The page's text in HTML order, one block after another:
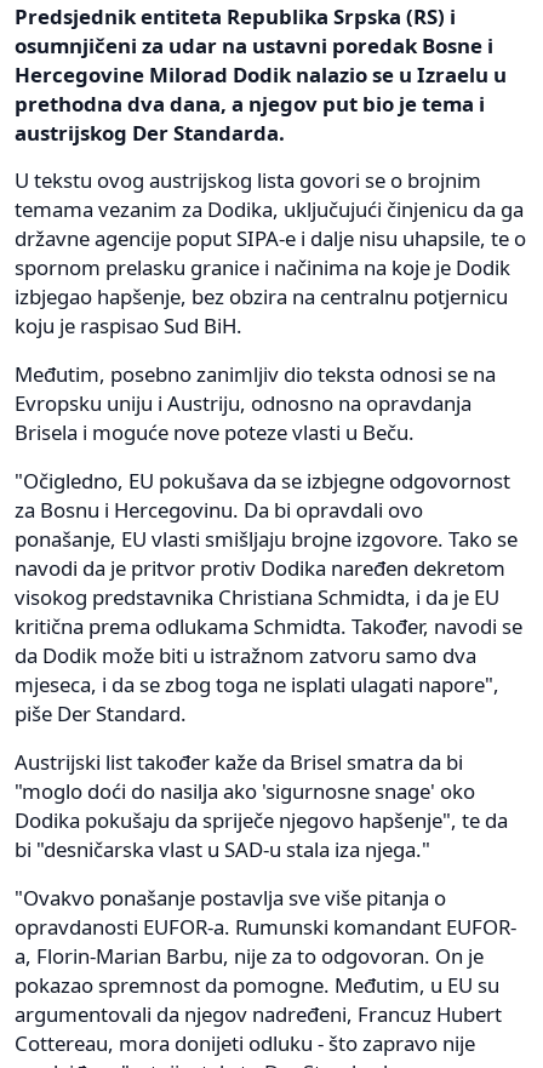
Predsjednik entiteta Republika Srpska (RS) i
osumnjičeni za udar na ustavni poredak Bosne i
Hercegovine Milorad Dodik nalazio se u Izraelu u
prethodna dva dana, a njegov put bio je tema i
austrijskog Der Standarda.
U tekstu ovog austrijskog lista govori se o brojnim
temama vezanim za Dodika, uključujući činjenicu da ga
državne agencije poput SIPA-e i dalje nisu uhapsile, te o
spornom prelasku granice i načinima na koje je Dodik
izbjegao hapšenje, bez obzira na centralnu potjernicu
koju je raspisao Sud BiH.
Međutim, posebno zanimljiv dio teksta odnosi se na
Evropsku uniju i Austriju, odnosno na opravdanja
Brisela i moguće nove poteze vlasti u Beču.
"Očigledno, EU pokušava da se izbjegne odgovornost
za Bosnu i Hercegovinu. Da bi opravdali ovo
ponašanje, EU vlasti smišljaju brojne izgovore. Tako se
navodi da je pritvor protiv Dodika naređen dekretom
visokog predstavnika Christiana Schmidta, i da je EU
kritična prema odlukama Schmidta. Također, navodi se
da Dodik može biti u istražnom zatvoru samo dva
mjeseca, i da se zbog toga ne isplati ulagati napore",
piše Der Standard.
Austrijski list također kaže da Brisel smatra da bi
"moglo doći do nasilja ako 'sigurnosne snage' oko
Dodika pokušaju da spriječe njegovo hapšenje", te da
bi "desničarska vlast u SAD-u stala iza njega."
"Ovakvo ponašanje postavlja sve više pitanja o
opravdanosti EUFOR-a. Rumunski komandant EUFOR-
a, Florin-Marian Barbu, nije za to odgovoran. On je
pokazao spremnost da pomogne. Međutim, u EU su
argumentovali da njegov nadređeni, Francuz Hubert
Cottereau, mora donijeti odluku - što zapravo nije